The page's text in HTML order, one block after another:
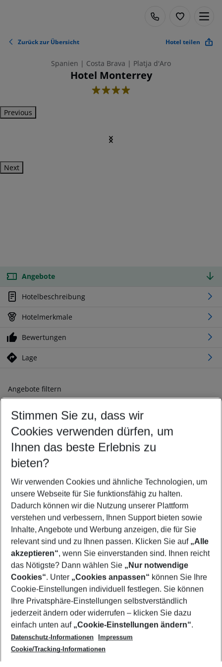
Zurück zur Übersicht Hotel teilen
Spanien | Costa Brava | Platja d'Aro
Hotel Monterrey
4
Previous
Next
Angebote
Hotelbeschreibung
Hotelmerkmale
Bewertungen
Lage
Angebote filtern
Ändern Sie Ihre Kriterien nach Ihren Wünschen
Abflughafen wählen
Beliebiger Abflughafen
Reisezeitraum wählen
08.08.26– 06.08.27 5-8 Nächte
2 Erwachsene Keine Kinder
Mehr Filter anzeigen
Footer
Footer navigation
Über uns
AGB
Cookie-Einstellungen ändern
Cookie-Richtlinie
Datenschutz
Service & Hilfe
Barrierefreies Reisen
Check-in
Folgen Sie uns
Stimmen Sie zu, dass wir
Cookies verwenden dürfen, um
Ihnen das beste Erlebnis zu
bieten?
Wir verwenden Cookies und ähnliche Technologien, um
unsere Webseite für Sie funktionsfähig zu halten.
Dadurch können wir die Nutzung unserer Plattform
verstehen und verbessern, Ihnen Support bieten sowie
Inhalte, Angebote und Werbung anzeigen, die für Sie
relevant sind und zu Ihnen passen. Klicken Sie auf „Alle
akzeptieren“, wenn Sie einverstanden sind. Ihnen reicht
das Nötigste? Dann wählen Sie „Nur notwendige
Cookies“. Unter „Cookies anpassen“ können Sie Ihre
Cookie-Einstellungen individuell festlegen. Sie können
Ihre Privatsphäre-Einstellungen selbstverständlich
jederzeit ändern oder widerrufen – klicken Sie dazu
einfach unten auf „Cookie-Einstellungen ändern“.
Datenschutz-Informationen
Impressum
Cookie/Tracking-Informationen